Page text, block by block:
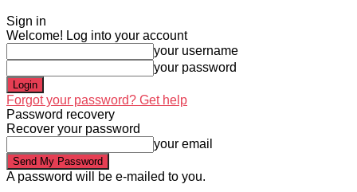
Sign in
Welcome! Log into your account
your username
your password
Forgot your password? Get help
Password recovery
Recover your password
your email
A password will be e-mailed to you.